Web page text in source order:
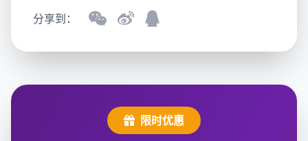
分享到：
限时优惠